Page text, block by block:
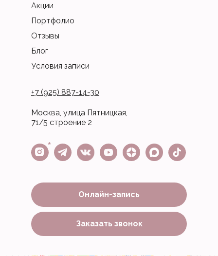
Москва, улица Пятницкая,
71/5 строение 2
Условия записи
Блог
Отзывы
Портфолио
Акции
Заказать звонок
Онлайн-запись
+7 (925) 887-14-30
*